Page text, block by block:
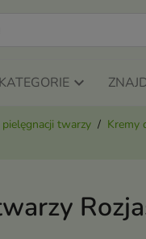
KATEGORIE
twarzy Kremy